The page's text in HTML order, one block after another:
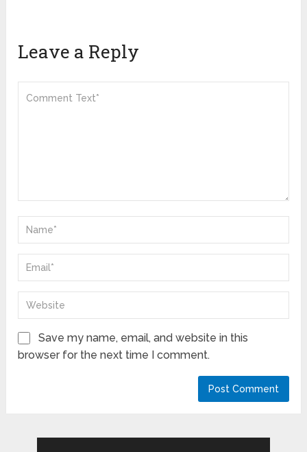
Leave a Reply
Save my name, email, and website in this
browser for the next time I comment.